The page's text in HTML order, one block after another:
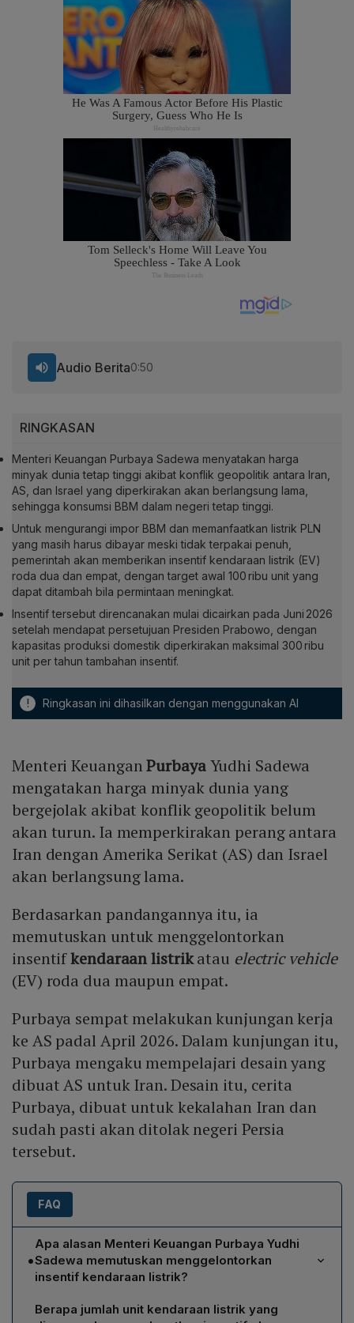
RINGKASAN
Menteri Keuangan Purbaya Sadewa menyatakan harga
minyak dunia tetap tinggi akibat konflik geopolitik antara Iran,
AS, dan Israel yang diperkirakan akan berlangsung lama,
sehingga konsumsi BBM dalam negeri tetap tinggi.
Untuk mengurangi impor BBM dan memanfaatkan listrik PLN
yang masih harus dibayar meski tidak terpakai penuh,
pemerintah akan memberikan insentif kendaraan listrik (EV)
roda dua dan empat, dengan target awal 100 ribu unit yang
dapat ditambah bila permintaan meningkat.
Insentif tersebut direncanakan mulai dicairkan pada Juni 2026
setelah mendapat persetujuan Presiden Prabowo, dengan
kapasitas produksi domestik diperkirakan maksimal 300 ribu
unit per tahun tambahan insentif.
! Ringkasan ini dihasilkan dengan menggunakan AI
Audio Berita0:50
Menteri KeuanganPurbayaYudhi Sadewa
mengatakan harga minyak dunia yang
bergejolak akibat konflik geopolitik belum
akan turun. Ia memperkirakan perang antara
Iran dengan Amerika Serikat (AS) dan Israel
akan berlangsung lama.
Berdasarkan pandangannya itu, ia
memutuskan untuk menggelontorkan
insentifkendaraan listrikatau electric vehicle
(EV) roda dua maupun empat.
Purbaya sempat melakukan kunjungan kerja
ke AS padal April 2026. Dalam kunjungan itu,
Purbaya mengaku mempelajari desain yang
dibuat AS untuk Iran. Desain itu, cerita
Purbaya, dibuat untuk kekalahan Iran dan
sudah pasti akan ditolak negeri Persia
tersebut.
FAQ
•
Apa alasan Menteri Keuangan Purbaya Yudhi
Sadewa memutuskan menggelontorkan
insentif kendaraan listrik?
Purbaya menilai bahwa harga minyak dunia tetap tinggi
karena konflik geopolitik antara Iran, Amerika Serikat,
Berapa jumlah unit kendaraan listrik yang